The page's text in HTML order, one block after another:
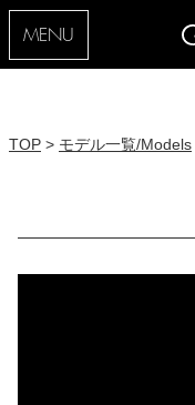
MENU
TOP > モデル一覧/Models